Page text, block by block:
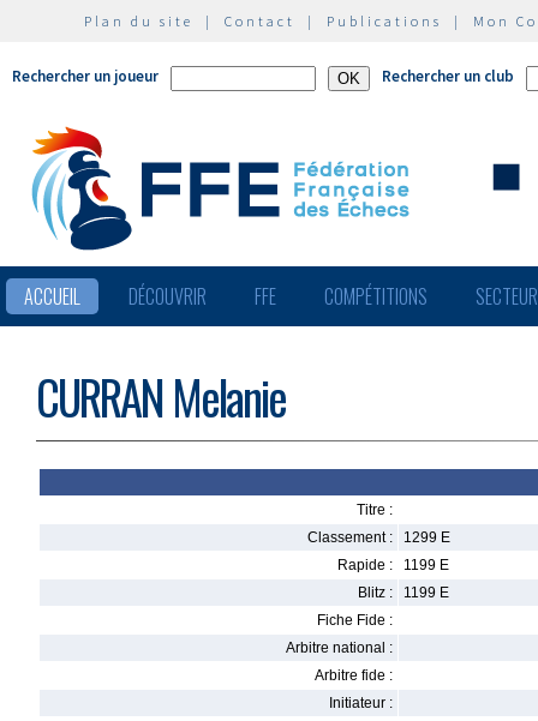
Plan du site | Contact | Publications | Mon
Rechercher un joueur Rechercher un club
ACCUEIL DÉCOUVRIR FFE COMPÉTITIONS
CURRAN Melanie
Titre :
Classement :
1299 E
Rapide :
1199 E
Blitz :
1199 E
Fiche Fide :
Arbitre national :
Arbitre fide :
Initiateur :